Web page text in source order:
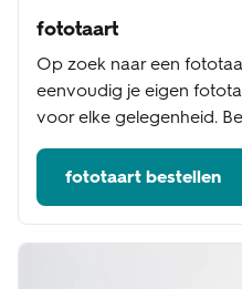
fototaart
Op zoek naar een
eenvoudig je eigen
voor elke gelegenheid.
fototaart bestellen